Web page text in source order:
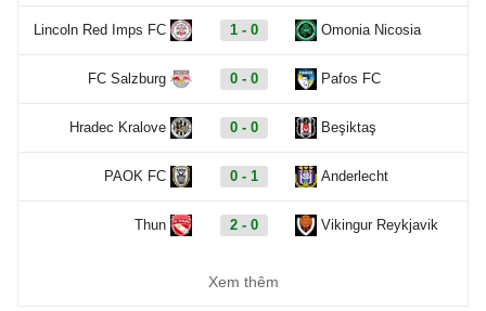
Lincoln Red Imps FC 1 - 0 Omonia Nicosia
FC Salzburg 0 - 0 Pafos FC
Hradec Kralove 0 - 0 Beşiktaş
PAOK FC 0 - 1 Anderlecht
Thun 2 - 0 Vikingur Reykjavik
02:00
Xem thêm